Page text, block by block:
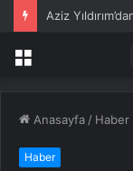
Aziz
Menü
Anasayfa / Haber
Haber